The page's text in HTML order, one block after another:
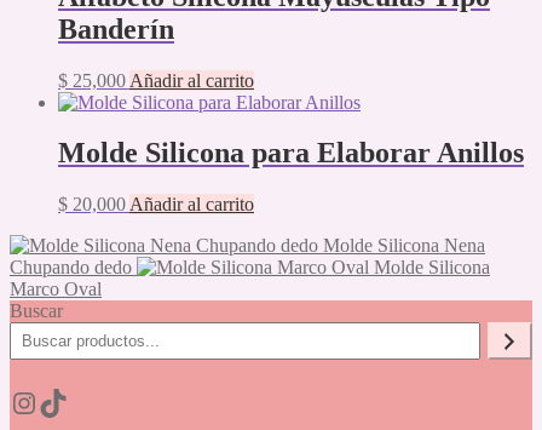
Banderín
$ 25,000 Añadir al carrito
Molde Silicona para Elaborar Anillos
$ 20,000 Añadir al carrito
Molde Silicona Nena
Chupando dedo
Molde Silicona
Marco Oval
Buscar
Instagram
TikTok